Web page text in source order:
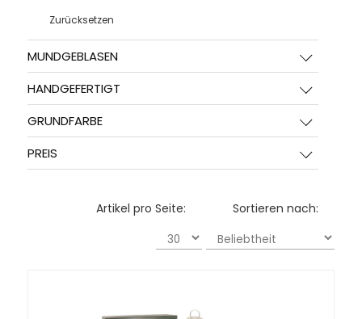
Zurücksetzen
MUNDGEBLASEN
HANDGEFERTIGT
GRUNDFARBE
PREIS
Sortieren nach:
Artikel pro Seite: